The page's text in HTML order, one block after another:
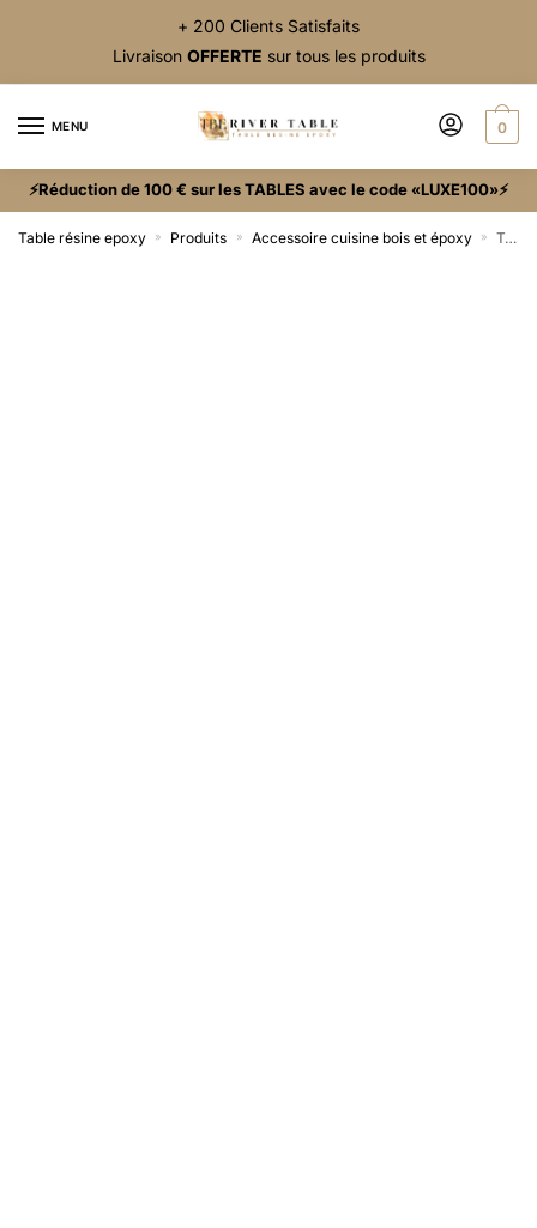
+ 200 Clients Satisfaits
Livraison OFFERTE sur tous les produits
MENU 0
⚡Réduction de 100 € sur les TABLES avec le code «LUXE100»⚡
Table résine epoxy » Produits » Accessoire cuisine bois et époxy » Tranche en bois décorée de résine époxy